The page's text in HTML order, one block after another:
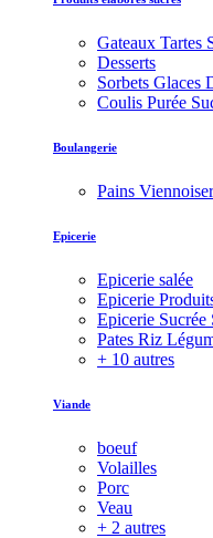
Gateaux Tartes
Desserts
Sorbets Glaces
Coulis Purée
Boulangerie
Pains
Epicerie
Epicerie salée
Epicerie
Epicerie Sucrée
Pates Riz
+ 10 autres
Viande
boeuf
Volailles
Porc
Veau
+ 2 autres